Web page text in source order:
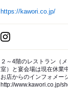
https://kawori.co.jp/
２～4階のレストラン（
室）と宴会場は現在休業
お店からのインフォメー
http://www.kawori.co.jp/